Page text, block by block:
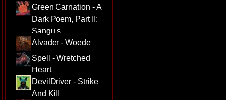
Green Carnation - A
Dark Poem, Part II:
Sanguis
Alvader - Woede
Spell - Wretched
Heart
DevilDriver - Strike
And Kill